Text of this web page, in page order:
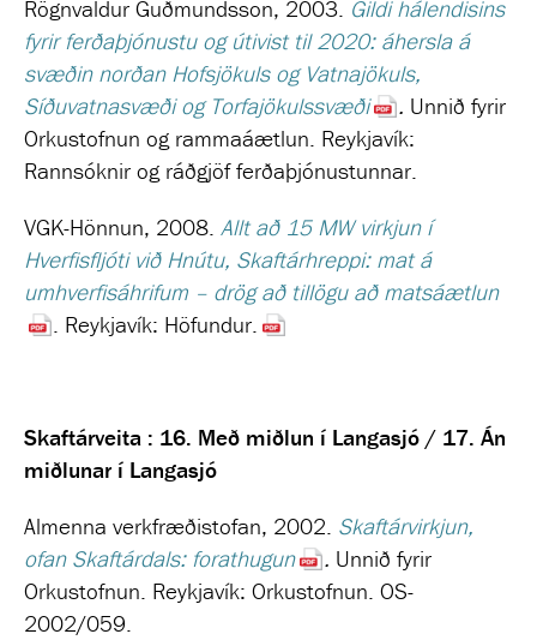
Rögnvaldur Guðmundsson, 2003. Gildi hálendisins
fyrir ferðaþjónustu og útivist til 2020: áhersla á
svæðin norðan Hofsjökuls og Vatnajökuls,
Síðuvatnasvæði og Torfajökulssvæði
. Unnið fyrir
Orkustofnun og rammaáætlun. Reykjavík:
Rannsóknir og ráðgjöf ferðaþjónustunnar.
VGK-Hönnun, 2008. Allt að 15 MW virkjun í
Hverfisfljóti við Hnútu, Skaftárhreppi: mat á
umhverfisáhrifum – drög að tillögu að matsáætlun
. Reykjavík: Höfundur.
Skaftárveita : 16. Með miðlun í Langasjó / 17. Án
miðlunar í Langasjó
Almenna verkfræðistofan, 2002. Skaftárvirkjun,
ofan Skaftárdals: forathugun
. Unnið fyrir
Orkustofnun. Reykjavík: Orkustofnun. OS-
2002/059.